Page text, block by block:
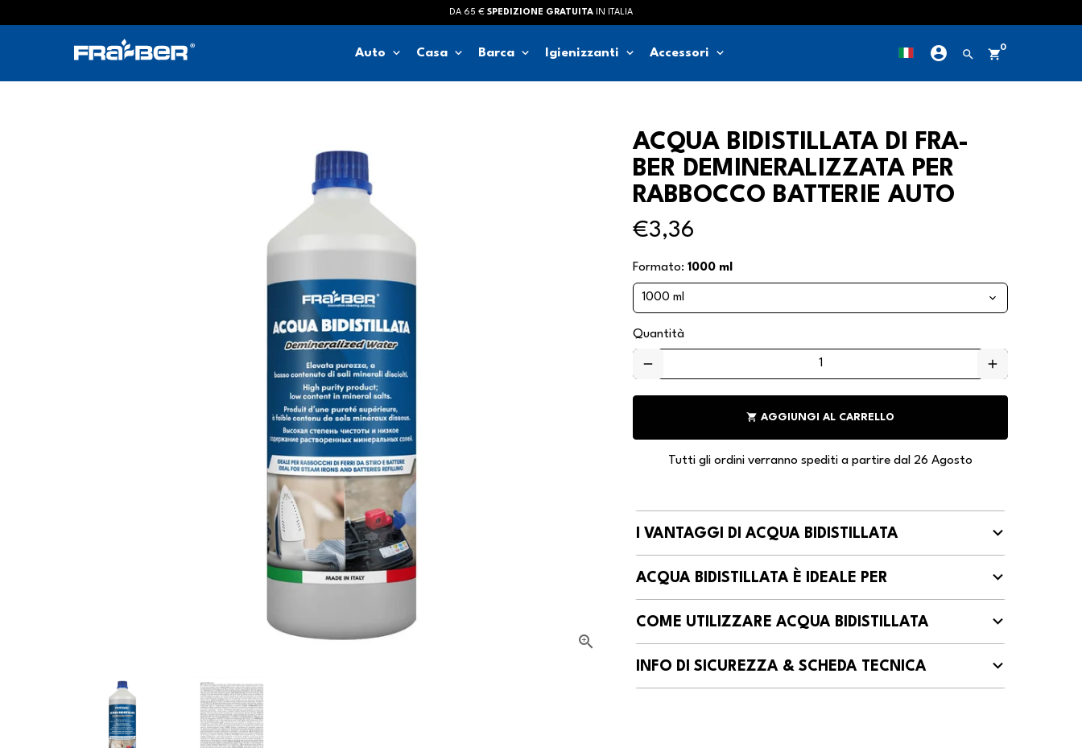
al
DA 65 € SPEDIZIONE GRATUITA IN ITALIA
Auto keyboard_arrow_down Casa keyboard_arrow_down Barca keyboard_arrow_down Igienizzanti keyboard_arrow_down Accessori keyboard_arrow_down account_circle search shopping_cart0
ACQUA BIDISTILLATA DI FRA-
BER DEMINERALIZZATA PER
RABBOCCO BATTERIE AUTO
€3,36
Formato:1000 ml
Quantità
remove add
shopping_cart AGGIUNGI AL CARRELLO
Tutti gli ordini verranno spediti a partire dal 26 Agosto
I VANTAGGI DI ACQUA BIDISTILLATA
ACQUA BIDISTILLATA È IDEALE PER
COME UTILIZZARE ACQUA BIDISTILLATA
INFO DI SICUREZZA & SCHEDA TECNICA